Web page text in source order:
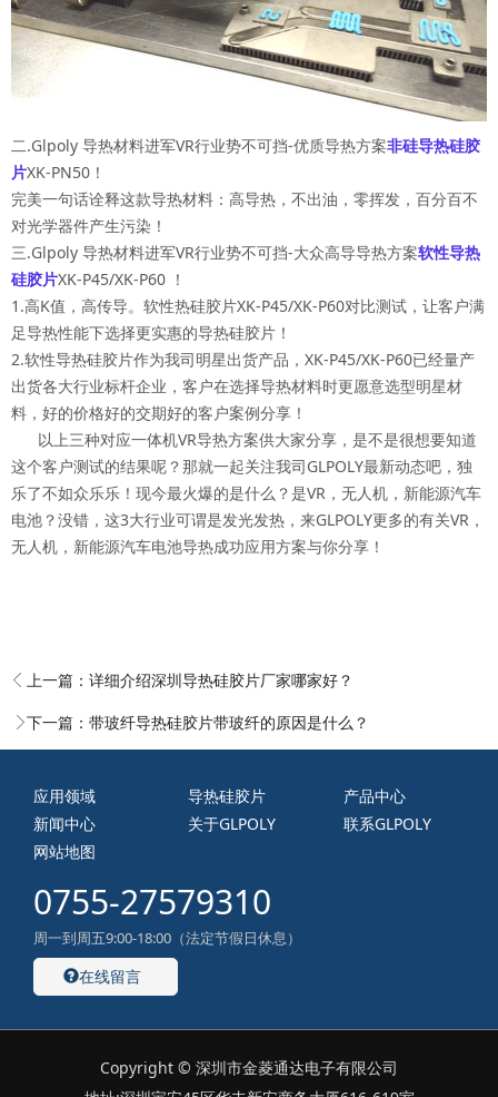
二.Glpoly 导热材料进军VR行业势不可挡-优质导热方案非硅导热硅胶
片XK-PN50！
完美一句话诠释这款导热材料：高导热，不出油，零挥发，百分百不
对光学器件产生污染！
三.Glpoly 导热材料进军VR行业势不可挡-大众高导导热方案软性导热
硅胶片XK-P45/XK-P60 ！
1.高K值，高传导。软性热硅胶片XK-P45/XK-P60对比测试，让客户满
足导热性能下选择更实惠的导热硅胶片！
2.软性导热硅胶片作为我司明星出货产品，XK-P45/XK-P60已经量产
出货各大行业标杆企业，客户在选择导热材料时更愿意选型明星材
料，好的价格好的交期好的客户案例分享！
以上三种对应一体机VR导热方案供大家分享，是不是很想要知道
这个客户测试的结果呢？那就一起关注我司GLPOLY最新动态吧，独
乐了不如众乐乐！现今最火爆的是什么？是VR，无人机，新能源汽车
电池？没错，这3大行业可谓是发光发热，来GLPOLY更多的有关VR，
无人机，新能源汽车电池导热成功应用方案与你分享！
上一篇： 详细介绍深圳导热硅胶片厂家哪家好？
下一篇： 带玻纤导热硅胶片带玻纤的原因是什么？
应用领域 导热硅胶片
产品中心
新闻中心
关于GLPOLY
联系GLPOLY
网站地图
0755-27579310
周一到周五9:00-18:00（法定节假日休息）
在线留言
Copyright © 深圳市金菱通达电子有限公司